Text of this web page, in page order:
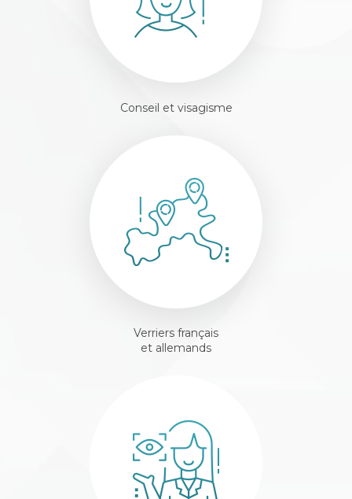
Conseil et visagisme
Verriers français
et allemands